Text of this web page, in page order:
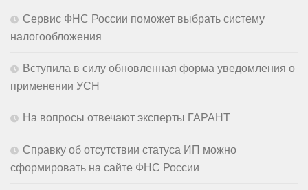
Сервис ФНС России поможет выбрать систему
налогообложения
Вступила в силу обновленная форма уведомления о
применении УСН
На вопросы отвечают эксперты ГАРАНТ
Справку об отсутствии статуса ИП можно
сформировать на сайте ФНС России